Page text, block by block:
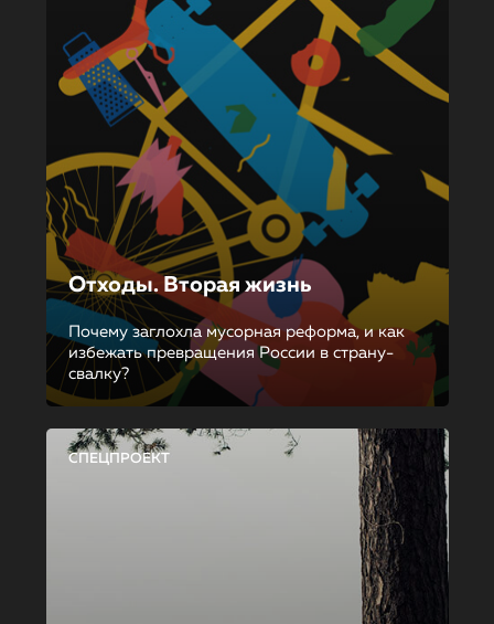
Отходы. Вторая жизнь
Почему заглохла мусорная реформа, и как
избежать превращения России в страну-
свалку?
СПЕЦПРОЕКТ